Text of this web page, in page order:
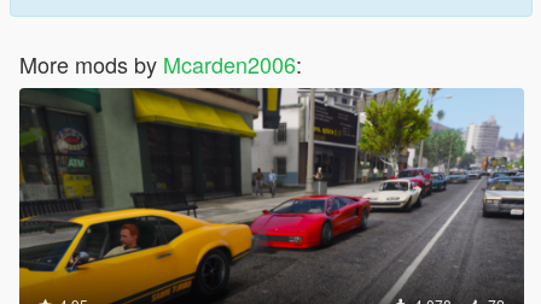
More mods by Mcarden2006: